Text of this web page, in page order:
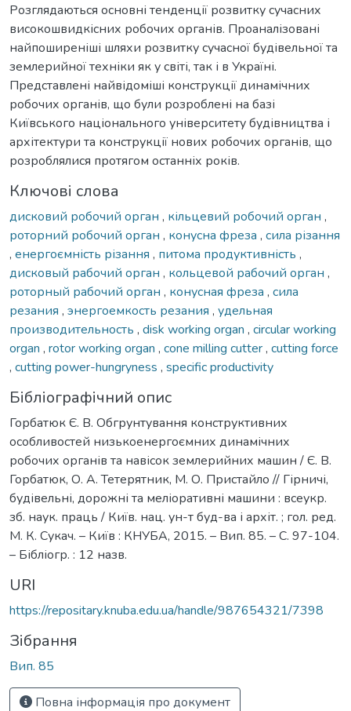
Розглядаються основні тенденції розвитку сучасних
високошвидкісних робочих органів. Проаналізовані
найпоширеніші шляхи розвитку сучасної будівельної та
землерийної техніки як у світі, так і в Україні.
Представлені найвідоміші конструкції динамічних
робочих органів, що були розроблені на базі
Київського національного університету будівництва і
архітектури та конструкції нових робочих органів, що
розроблялися протягом останніх років.
Ключові слова
дисковий робочий орган , кільцевий робочий орган ,
роторний робочий орган , конусна фреза , сила різання
, енергоємність різання , питома продуктивність ,
дисковый рабочий орган , кольцевой рабочий орган ,
роторный рабочий орган , конусная фреза , сила
резания , энергоемкость резания , удельная
производительность , disk working organ , circular working
organ , rotor working organ , cone milling cutter, cutting force
, cutting power-hungryness , specific productivity
Бібліографічний опис
Горбатюк Є. В. Обгрунтування конструктивних
особливостей низькоенергоємних динамічних
робочих органів та навісок землерийних машин / Є. В.
Горбатюк, О. А. Тетерятник, М. О. Пристайло // Гірничі,
будівельні, дорожні та меліоративні машини : всеукр.
зб. наук. праць / Київ. нац. ун-т буд-ва і архіт. ; гол. ред.
М. К. Сукач. – Київ : КНУБА, 2015. – Вип. 85. – С. 97-104.
– Бібліогр. : 12 назв.
URI
https://repositary.knuba.edu.ua/handle/987654321/7398
Зібрання
Вип. 85
Повна інформація про документ